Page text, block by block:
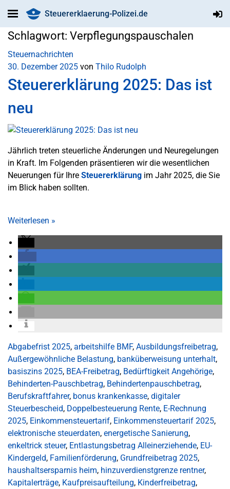
Steuererklaerung-Polizei.de
Schlagwort: Verpflegungspauschalen
Steuernachrichten
30. Dezember 2025 von Thilo Rudolph
Steuererklärung 2025: Das ist
neu
Jährlich treten steuerliche Änderungen und Neuregelungen
in Kraft. Im Folgenden präsentieren wir die wesentlichen
Neuerungen für Ihre Steuererklärung im Jahr 2025, die Sie
im Blick haben sollten.
Weiterlesen »
Abgabefrist 2025, arbeitshilfe BMF, Ausbildungsfreibetrag,
Außergewöhnliche Belastung, banküberweisung unterhalt,
basiszins 2025, BEA-Freibetrag, Bedürftigkeit Angehörige,
Behinderten-Pauschbetrag, Behindertenpauschbetrag,
Berufskraftfahrer, bonus krankenkasse, digitaler
Steuerbescheid, Doppelbesteuerung Rente, E-Rechnung
2025, Einkommensteuertarif, Einkommensteuertarif 2025,
elektronische steuerdaten, energetische Sanierung,
enkeltrick steuer, Entlastungsbetrag Alleinerziehende, EU-
Kindergeld, Familienförderung, Grundfreibetrag 2025,
haushaltsersparnis heim, hinzuverdienstgrenze rentner,
Kapitalerträge, Kaufpreisaufteilung, Kinderfreibetrag,